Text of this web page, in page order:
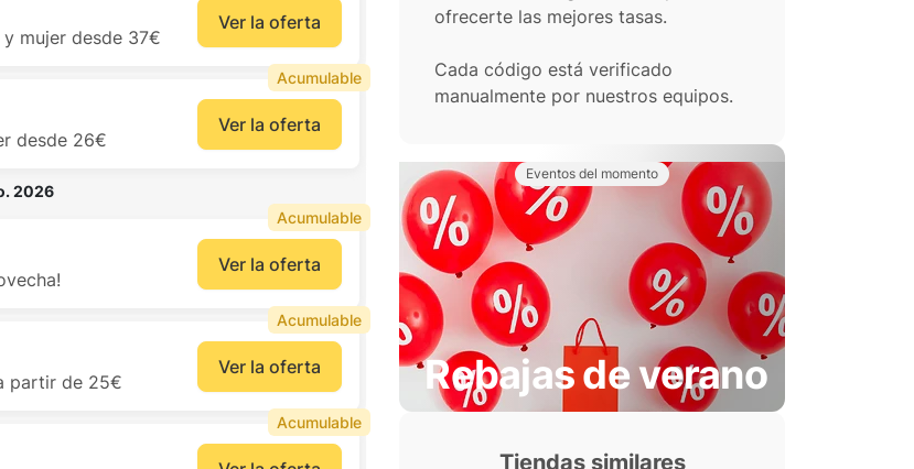
mujer desde 37€
Ver la oferta
desde 26€
Ver la oferta
2026
Acumulable
Ver la oferta
Acumulable
partir de 25€
Ver la oferta
Acumulable
Acumulable
ofrecerte las mejores tasas.
Cada código está verificado
manualmente por nuestros equipos.
Eventos del momento
Rebajas de verano
Tiendas similares